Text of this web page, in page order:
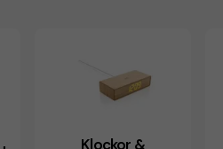
Klockor &